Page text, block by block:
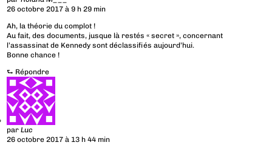
26 octobre 2017 à 9 h 29 min
Ah, la théorie du complot !
Au fait, des documents, jusque là restés « secret », concernant
l’assassinat de Kennedy sont déclassifiés aujourd’hui.
Bonne chance !
⮑ Répondre
parLuc
26 octobre 2017 à 13 h 44 min